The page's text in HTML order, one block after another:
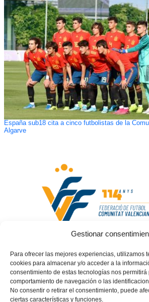
Gestionar
Para ofrecer las mejores experiencias, utilizamos
cookies para almacenar y/o acceder a la
consentimiento de estas tecnologías nos permitirá
comportamiento de navegación o las
No consentir o retirar el consentimiento, puede
ciertas características y funciones.
España sub18 cita a cinco futbolistas de la
Algarve
Acuerdos Comité de Apelación del 7 de marzo